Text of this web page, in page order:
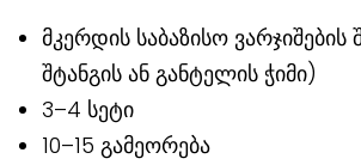
მკერდის საბაზისო ვარჯიშების
შტანგის ან განტელის ჭიმი)
3–4 სეტი
10–15 გამეორება